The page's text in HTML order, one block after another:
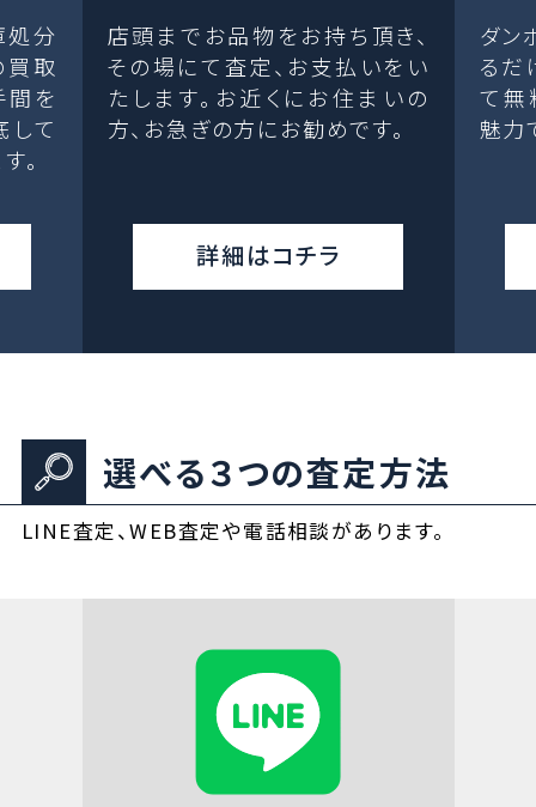
処分
取
間を
して
。
店頭までお品物をお持ち頂き、
その場にて査定、お支払いをい
たします。お近くにお住まいの
方、お急ぎの方にお勧めです。
詳細はコチラ
ダン
るだ
て無
魅力
選べる３つの査定方法
LINE査定、WEB査定や電話相談があります。